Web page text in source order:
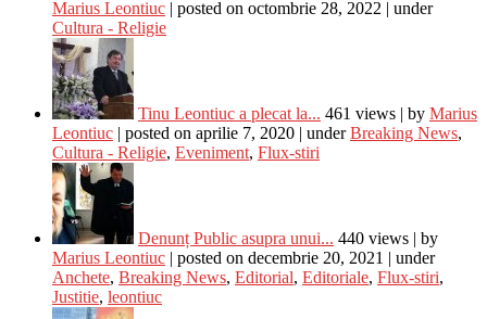
Marius Leontiuc | posted on octombrie 28, 2022 | under
Cultura - Religie
Tinu Leontiuc a plecat la... 461 views | by Marius
Leontiuc | posted on aprilie 7, 2020 | underBreaking News,
Cultura - Religie, Eveniment, Flux-stiri
Denunț Public asupra unui... 440 views | by
Marius Leontiuc | posted on decembrie 20, 2021 | under
Anchete, Breaking News, Editorial, Editoriale, Flux-stiri,
Justitie, leontiuc